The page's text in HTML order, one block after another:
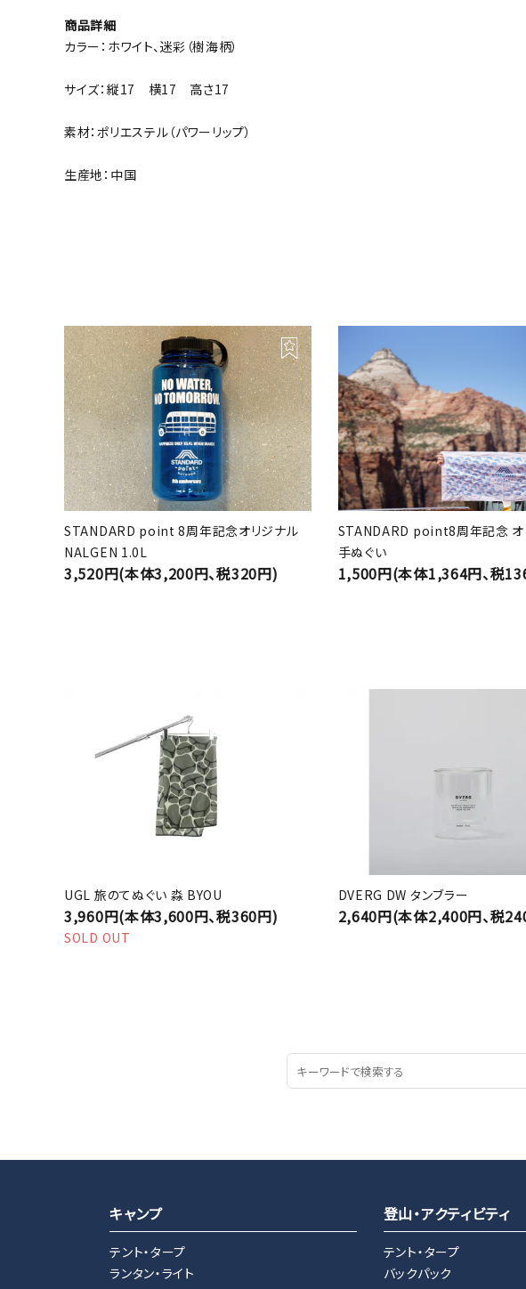
商品詳細
カラー：ホワイト、迷彩（樹海柄）
サイズ：縦17 横17 高さ17
素材：ポリエステル（パワーリップ）
生産地：中国
STANDARD point 8周年記念オリジナル
NALGEN 1.0L
3,520円(本体3,200円、税320円)
STANDARD point8周年記念 オ
手ぬぐい
1,500円(本体1,364円、税
UGL 旅のてぬぐい 淼 BYOU
3,960円(本体3,600円、税360円)
SOLD OUT
DVERG DW タンブラー
2,640円(本体2,400円、税
キャンプ
テント・タープ
ランタン・ライト
登山・アクティビティ
テント・タープ
バックパック